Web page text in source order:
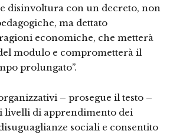
disinvoltura con un decreto, non
ma dettato
economiche, che metterà
modulo e comprometterà il
prolungato”.
– prosegue il testo –
livelli di apprendimento dei
sociali e consentito